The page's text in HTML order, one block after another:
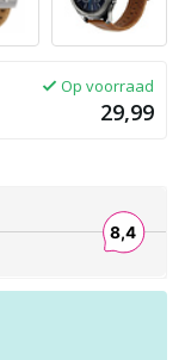
Op voorraad
29,99